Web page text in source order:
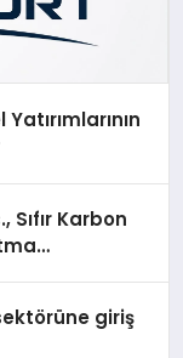
Karbon
giriş